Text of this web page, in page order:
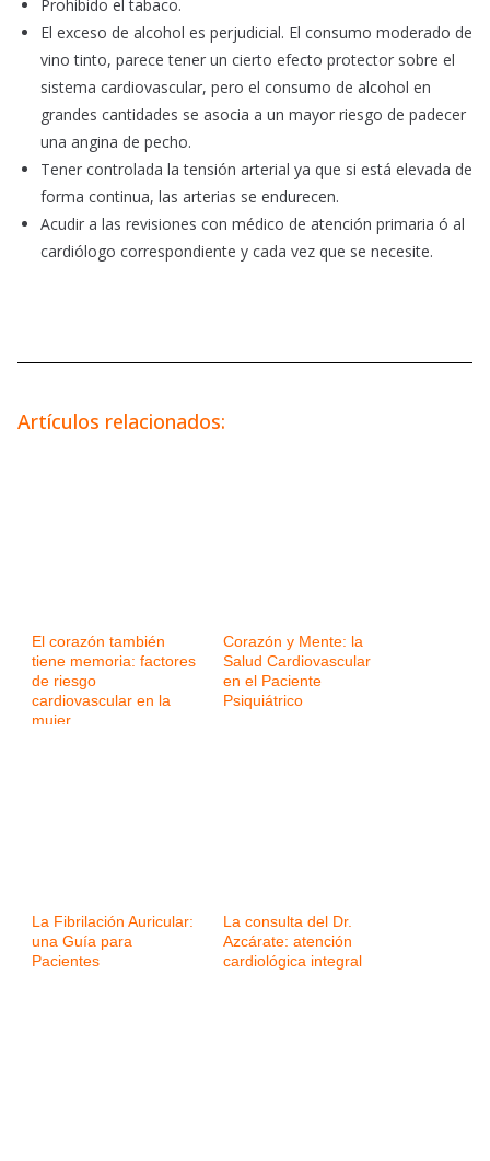
Prohibido el tabaco.
El exceso de alcohol es perjudicial. El consumo moderado de
vino tinto, parece tener un cierto efecto protector sobre el
sistema cardiovascular, pero el consumo de alcohol en
grandes cantidades se asocia a un mayor riesgo de padecer
una angina de pecho.
Tener controlada la tensión arterial ya que si está elevada de
forma continua, las arterias se endurecen.
Acudir a las revisiones con médico de atención primaria ó al
cardiólogo correspondiente y cada vez que se necesite.
Artículos relacionados:
El corazón también
tiene memoria: factores
de riesgo
cardiovascular en la
mujer
Corazón y Mente: la
Salud Cardiovascular
en el Paciente
Psiquiátrico
La Fibrilación Auricular:
una Guía para
Pacientes
La consulta del Dr.
Azcárate: atención
cardiológica integral